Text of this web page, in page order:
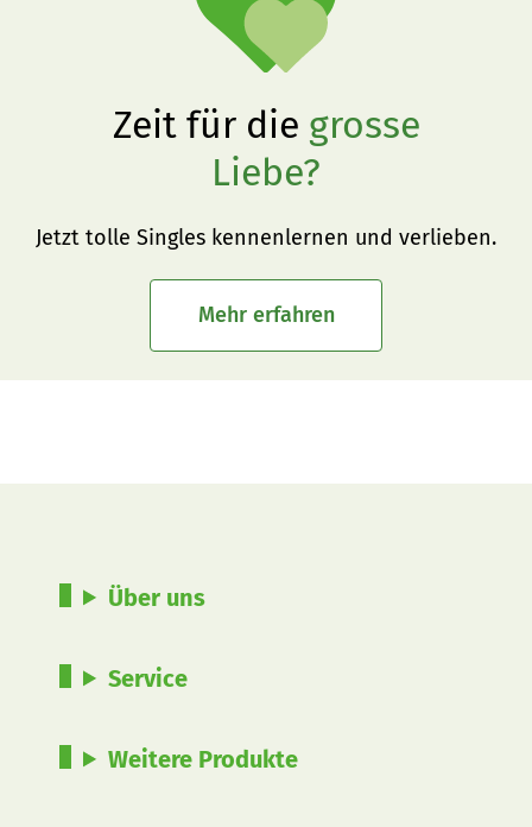
Zeit für die grosse
Liebe?
Jetzt tolle Singles kennenlernen und verlieben.
Mehr erfahren
Über uns
Service
Weitere Produkte